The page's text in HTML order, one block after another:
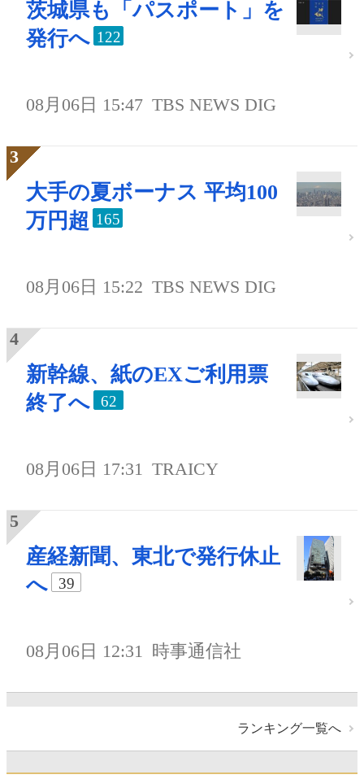
茨城県も「パスポート」を
発行へ 122
08月06日 15:47 TBS NEWS DIG
大手の夏ボーナス 平均100
万円超 165
08月06日 15:22 TBS NEWS DIG
新幹線、紙のEXご利用票
終了へ
62
08月06日 17:31 TRAICY
産経新聞、東北で発行休止
へ
39
08月06日 12:31 時事通信社
ランキング一覧へ